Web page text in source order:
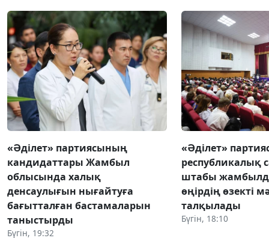
«Әділет» партиясының
кандидаттары Жамбыл
облысында халық
денсаулығын нығайтуға
бағытталған бастамаларын
таныстырды
Бүгін, 19:32
«Әділет»
республикалық
штабы
өңірдің өзекті
талқылады
Бүгін, 18:10